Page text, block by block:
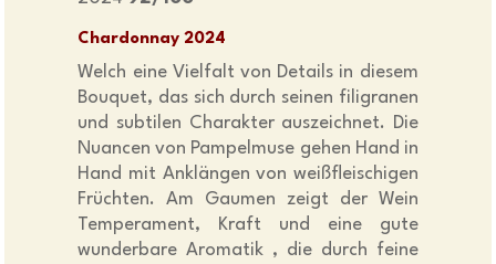
Chardonnay 2024
Welch eine Vielfalt von Details in diesem
Bouquet, das sich durch seinen filigranen
und subtilen Charakter auszeichnet. Die
Nuancen von Pampelmuse gehen Hand in
Hand mit Anklängen von weißfleischigen
Früchten. Am Gaumen zeigt der Wein
Temperament, Kraft und eine gute
wunderbare Aromatik , die durch feine